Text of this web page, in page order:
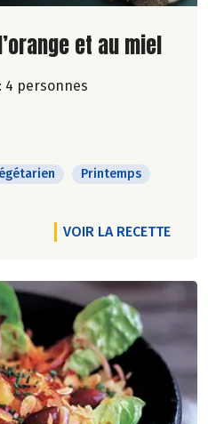
et au miel
4 personnes
Printemps
VOIR LA RECETTE